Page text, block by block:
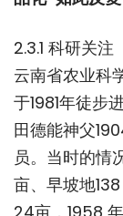
2.3.1 科研关注
云南省农业科
于1981年徒步
田德能神父
员。当时的情
亩、早坡地